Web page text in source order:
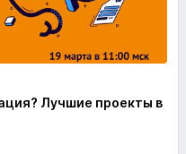
Лучшие проекты в